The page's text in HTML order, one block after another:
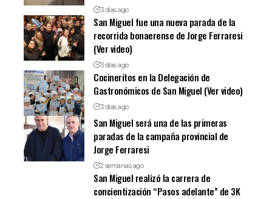
3 días ago
San Miguel fue una nueva parada de la
recorrida bonaerense de Jorge Ferraresi
(Ver video)
3 días ago
Cocineritos en la Delegación de
Gastronómicos de San Miguel (Ver video)
3 días ago
San Miguel será una de las primeras
paradas de la campaña provincial de
Jorge Ferraresi
2 semanas ago
San Miguel realizó la carrera de
concientización “Pasos adelante” de 3K